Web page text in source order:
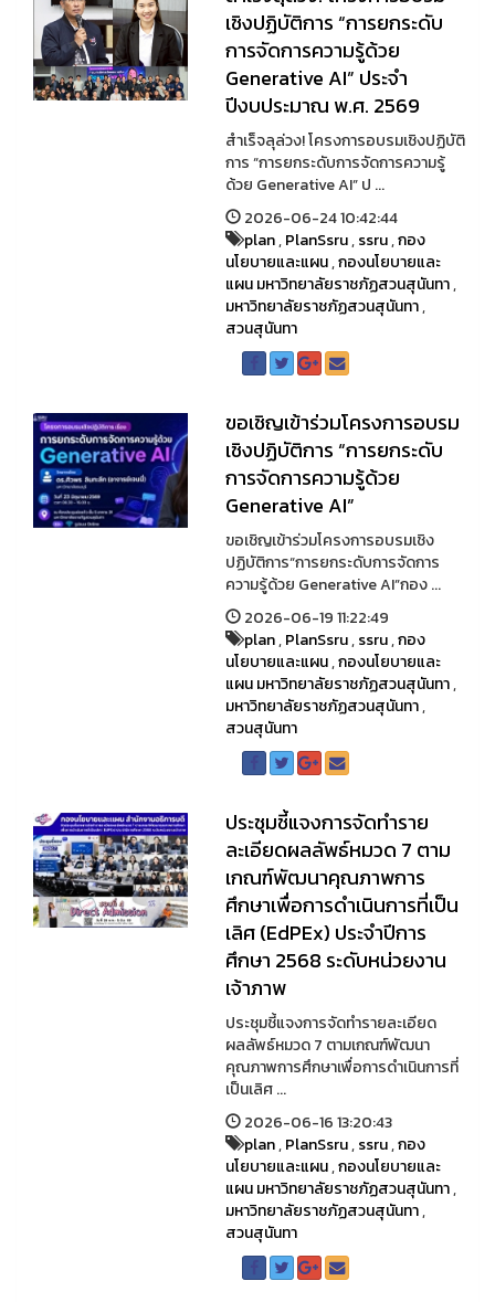
เชิงปฏิบัติการ “การยกระดับ
การจัดการความรู้ด้วย
Generative AI” ประจำ
ปีงบประมาณ พ.ศ. 2569
สำเร็จลุล่วง! โครงการอบรมเชิงปฏิบัติ
การ “การยกระดับการจัดการความรู้
ด้วย Generative AI” ป ...
2026-06-24 10:42:44
plan,PlanSsru,ssru,กอง
นโยบายและแผน,กองนโยบายและ
แผน มหาวิทยาลัยราชภัฏสวนสุนันทา,
มหาวิทยาลัยราชภัฏสวนสุนันทา,
สวนสุนันทา
ขอเชิญเข้าร่วมโครงการอบรม
เชิงปฏิบัติการ “การยกระดับ
การจัดการความรู้ด้วย
Generative AI”
ขอเชิญเข้าร่วมโครงการอบรมเชิง
ปฏิบัติการ“การยกระดับการจัดการ
ความรู้ด้วย Generative AI”กอง ...
2026-06-19 11:22:49
plan,PlanSsru,ssru,กอง
นโยบายและแผน,กองนโยบายและ
แผน มหาวิทยาลัยราชภัฏสวนสุนันทา,
มหาวิทยาลัยราชภัฏสวนสุนันทา,
สวนสุนันทา
ประชุมชี้แจงการจัดทำราย
ละเอียดผลลัพธ์หมวด 7 ตาม
เกณฑ์พัฒนาคุณภาพการ
ศึกษาเพื่อการดำเนินการที่เป็น
เลิศ (EdPEx) ประจำปีการ
ศึกษา 2568 ระดับหน่วยงาน
เจ้าภาพ
ประชุมชี้แจงการจัดทำรายละเอียด
ผลลัพธ์หมวด 7 ตามเกณฑ์พัฒนา
คุณภาพการศึกษาเพื่อการดำเนินการที่
เป็นเลิศ ...
2026-06-16 13:20:43
plan,PlanSsru,ssru,กอง
นโยบายและแผน,กองนโยบายและ
แผน มหาวิทยาลัยราชภัฏสวนสุนันทา,
มหาวิทยาลัยราชภัฏสวนสุนันทา,
สวนสุนันทา